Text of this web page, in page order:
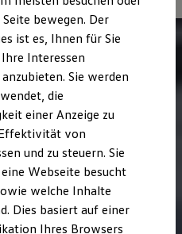
und Sicherheitssysteme
Ölverdünnung
Lifestyle Produkte
Strom
bewegen. Der
ist es, Ihnen für Sie
Interessen
Sie werden
die
einer Anzeige zu
von
und zu steuern. Sie
Webseite besucht
welche Inhalte
Dies basiert auf einer
Ihres Browsers